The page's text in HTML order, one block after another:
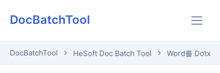
DocBatchTool
DocBatchTool HeSoft Doc Batch Tool Word를 Dotx로